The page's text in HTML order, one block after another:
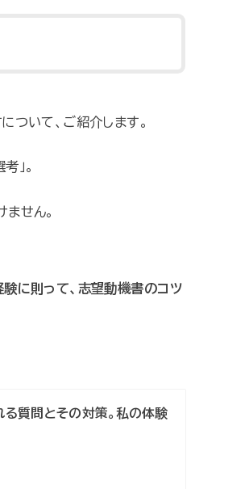
ついて、ご紹介します。
」。
せん。
に則って、志望動機書のコツ
る質問とその対策。私の体験